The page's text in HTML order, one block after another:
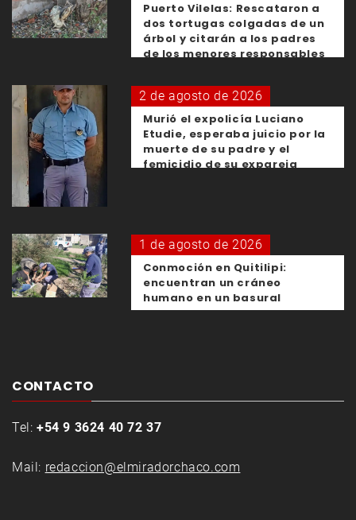
Puerto Vilelas: Rescataron a
dos tortugas colgadas de un
árbol y citarán a los padres
de los menores responsables
2 de agosto de 2026
Murió el expolicía Luciano
Etudie, esperaba juicio por la
muerte de su padre y el
femicidio de su expareja
1 de agosto de 2026
Conmoción en Quitilipi:
encuentran un cráneo
humano en un basural
CONTACTO
Tel: +54 9 3624 40 72 37
Mail: redaccion@elmiradorchaco.com